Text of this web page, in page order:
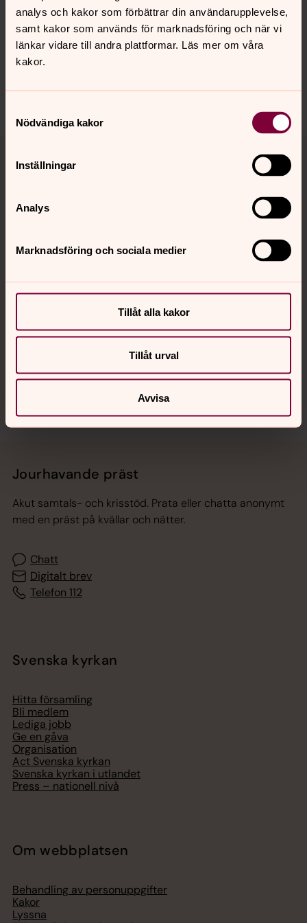
analys och kakor som förbättrar din användarupplevelse,
samt kakor som används för marknadsföring och när vi
länkar vidare till andra plattformar. Läs mer om våra
kakor.
Nödvändiga kakor
Inställningar
Analys
Marknadsföring och sociala medier
Tillåt alla kakor
Tillåt urval
Avvisa
Synpunkter eller frågor på sidans
innehåll?
skarpnack.forsamling@svenskakyrkan.se
Kontakt
Jourhavande präst
Akut samtals- och krisstöd. Prata eller chatta anonymt
med en präst på kvällar och nätter.
Chatt
Digitalt brev
Telefon 112
Svenska kyrkan
Hitta församling
Bli medlem
Lediga jobb
Ge en gåva
Organisation
Act Svenska kyrkan
Svenska kyrkan i utlandet
Press – nationell nivå
Om webbplatsen
Behandling av personuppgifter
Kakor
Lyssna